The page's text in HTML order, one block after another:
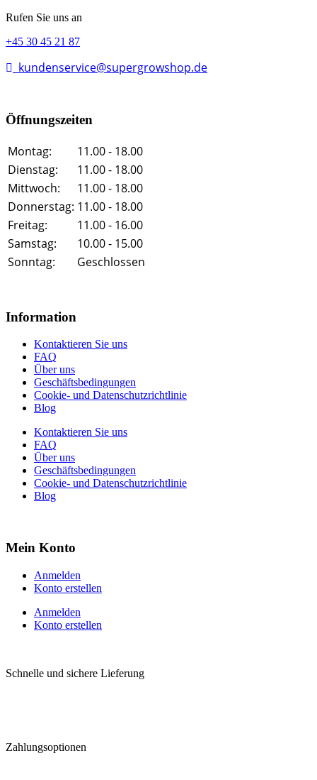
Rufen Sie uns an
+45 30 45 21 87
kundenservice@supergrowshop.de
Öffnungszeiten
Montag:
11.00 - 18.00
Dienstag:
11.00 - 18.00
Mittwoch:
11.00 - 18.00
Donnerstag: 11.00 - 18.00
Freitag:
11.00 - 16.00
Samstag:
10.00 - 15.00
Sonntag:
Geschlossen
Information
Kontaktieren Sie uns
FAQ
Über uns
Geschäftsbedingungen
Cookie- und Datenschutzrichtlinie
Blog
Kontaktieren Sie uns
FAQ
Über uns
Geschäftsbedingungen
Cookie- und Datenschutzrichtlinie
Blog
Mein Konto
Anmelden
Konto erstellen
Anmelden
Konto erstellen
Schnelle und sichere Lieferung
Zahlungsoptionen